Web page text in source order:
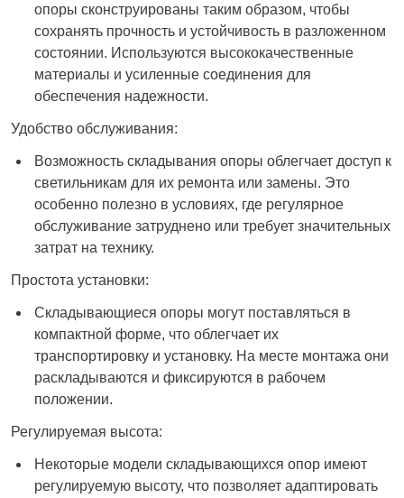
опоры сконструированы таким образом, чтобы
сохранять прочность и устойчивость в разложенном
состоянии. Используются высококачественные
материалы и усиленные соединения для
обеспечения надежности.
Удобство обслуживания:
Возможность складывания опоры облегчает доступ к
светильникам для их ремонта или замены. Это
особенно полезно в условиях, где регулярное
обслуживание затруднено или требует значительных
затрат на технику.
Простота установки:
Складывающиеся опоры могут поставляться в
компактной форме, что облегчает их
транспортировку и установку. На месте монтажа они
раскладываются и фиксируются в рабочем
положении.
Регулируемая высота:
Некоторые модели складывающихся опор имеют
регулируемую высоту, что позволяет адаптировать